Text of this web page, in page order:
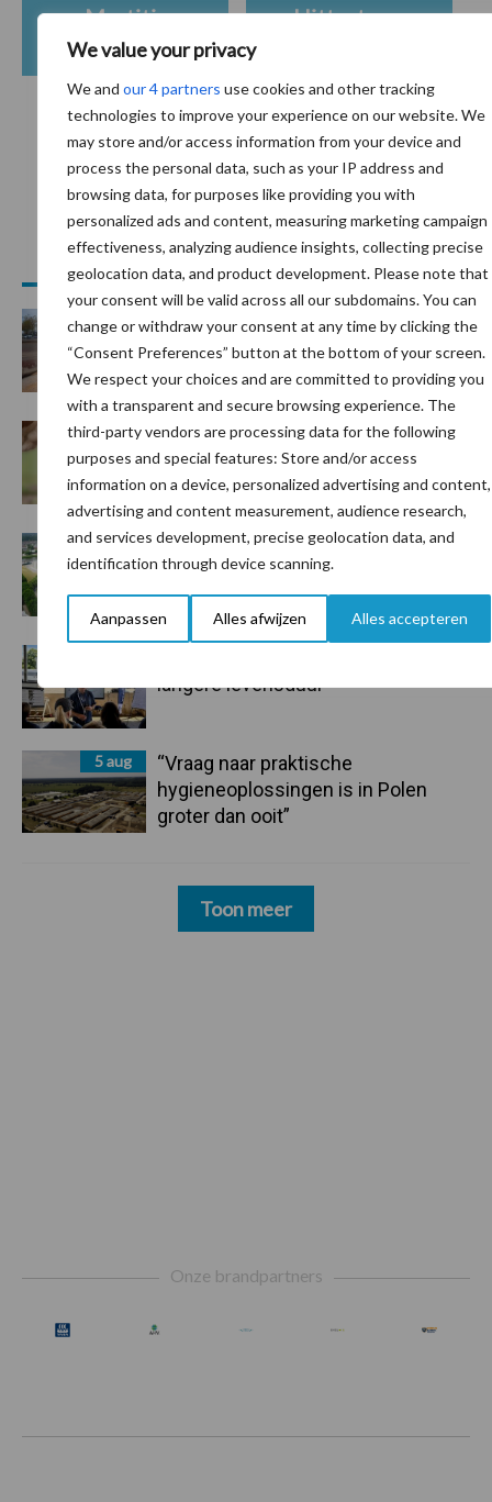
We value your privacy
We and our 4 partners use cookies and other tracking
technologies to improve your experience on our website. We
may store and/or access information from your device and
process the personal data, such as your IP address and
browsing data, for purposes like providing you with
personalized ads and content, measuring marketing campaign
effectiveness, analyzing audience insights, collecting precise
geolocation data, and product development. Please note that
your consent will be valid across all our subdomains. You can
change or withdraw your consent at any time by clicking the
“Consent Preferences” button at the bottom of your screen.
We respect your choices and are committed to providing you
with a transparent and secure browsing experience. The
third-party vendors are processing data for the following
purposes and special features: Store and/or access
information on a device, personalized advertising and content,
advertising and content measurement, audience research,
and services development, precise geolocation data, and
identification through device scanning.
Aanpassen Alles afwijzen Alles accepteren
Primaire
Sidebar
Recent nieuws Partner nieuws
7 aug
Grondstoffenmarkt blijft grillig:
droogte en geopolitiek houden
handel in de greep
7 aug
De speenhuid: een vaak
onderschatte risicofactor voor
mastitis
6 aug
ForFarmers ziet volume en
marktaandeel groeien in krimpende
Nederlandse markt
langere levensduur
5 aug
“Vraag naar praktische
hygieneoplossingen is in Polen
groter dan ooit”
Toon meer
Mastitis Hittestress
Toon meer
Onze brandpartners